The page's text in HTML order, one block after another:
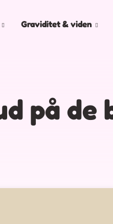
Graviditet & viden
på de